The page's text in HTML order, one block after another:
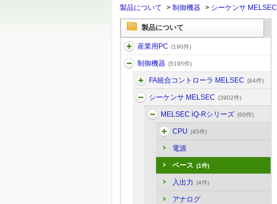
製品について > 制御機器 > シーケンサ MELSEC
製品について
産業用PC (190件)
制御機器 (5195件)
FA統合コントローラ MELSEC (84件)
シーケンサ MELSEC (3902件)
MELSEC iQ-Rシリーズ (60件)
CPU (45件)
電源
ベース (1件)
入出力 (4件)
アナログ